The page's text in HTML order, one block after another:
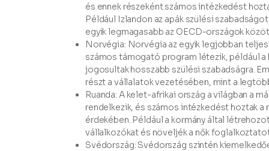
és ennek részeként számos intézkedést
Például Izlandon az apák szülési
egyik legmagasabb az OECD-országok
Norvégia: Norvégia az egyik legjobban
számos támogató program létezik, például
jogosultak hosszabb szülési szabadságra.
részt a vállalatok vezetésében, mint a
Ruanda: A kelet-afrikai ország a világban a
rendelkezik, és számos intézkedést hoztak
érdekében. Például a kormány által
vállalkozókat és növeljék a nők
Svédország: Svédország szintén